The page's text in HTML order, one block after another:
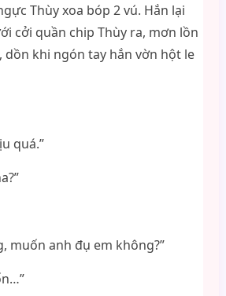
Thùy xoa bóp 2 vú. Hắn lại
cởi quần chip Thùy ra, mơn lồn
dồn khi ngón tay hắn vờn hột le
quá.”
muốn anh đụ em không?”